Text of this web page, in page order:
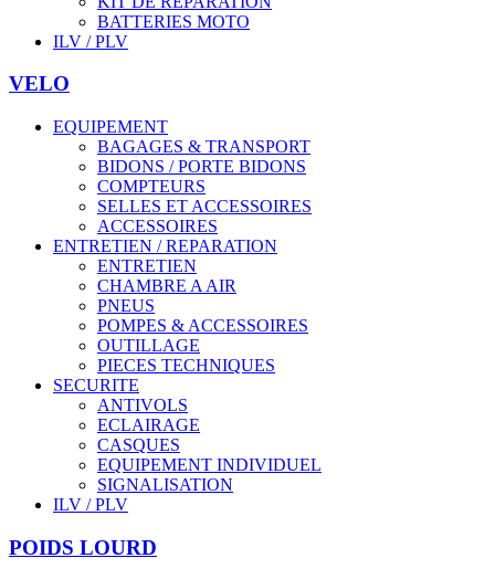
BATTERIES MOTO
ILV / PLV
VELO
EQUIPEMENT
BAGAGES & TRANSPORT
BIDONS / PORTE BIDONS
COMPTEURS
SELLES ET ACCESSOIRES
ACCESSOIRES
ENTRETIEN / REPARATION
ENTRETIEN
CHAMBRE A AIR
PNEUS
POMPES & ACCESSOIRES
OUTILLAGE
PIECES TECHNIQUES
SECURITE
ANTIVOLS
ECLAIRAGE
CASQUES
EQUIPEMENT INDIVIDUEL
SIGNALISATION
ILV / PLV
POIDS LOURD